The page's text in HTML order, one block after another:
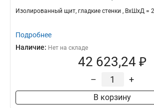
Изолированный щит, гладкие стенки , ВхШхД =
Подробнее
Наличие: Нет на складе
42 623,24 ₽
– +
В корзину